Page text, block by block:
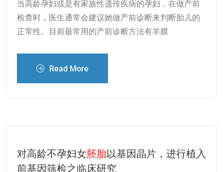
当高龄孕妇或是有家族性遗传疾病的孕妇，在做产前
检查时，医生通常会建议她做产前诊断来判断胎儿的
正常性。目前最常用的产前诊断方法有羊膜
Read More
对高龄不孕妇女胚胎以基因晶片，进行植入
前基因筛检之临床研究